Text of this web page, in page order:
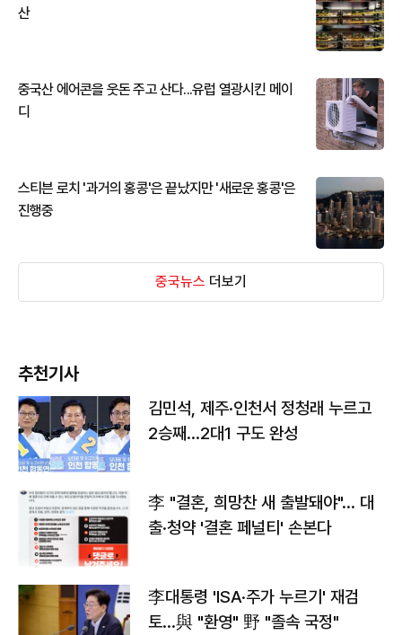
산
중국산 에어콘을 웃돈 주고 산다...유럽 열광시킨 메이
디
스티븐 로치 '과거의 홍콩'은 끝났지만 '새로운 홍콩'은
진행중
중국뉴스 더보기
추천기사
김민석, 제주·인천서 정청래 누르고
2승째…2대1 구도 완성
李 "결혼, 희망찬 새 출발돼야"… 대
출·청약 '결혼 페널티' 손본다
李대통령 'ISA·주가 누르기' 재검
토…與 "환영" 野 "졸속 국정"